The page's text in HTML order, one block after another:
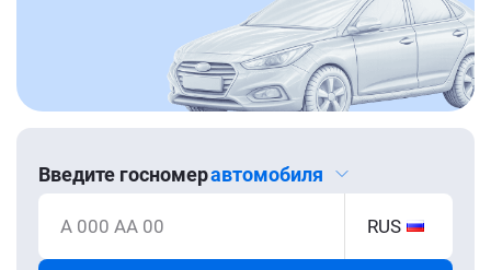
Введите госномеравтомобиля
А 000 АА 00 RUS